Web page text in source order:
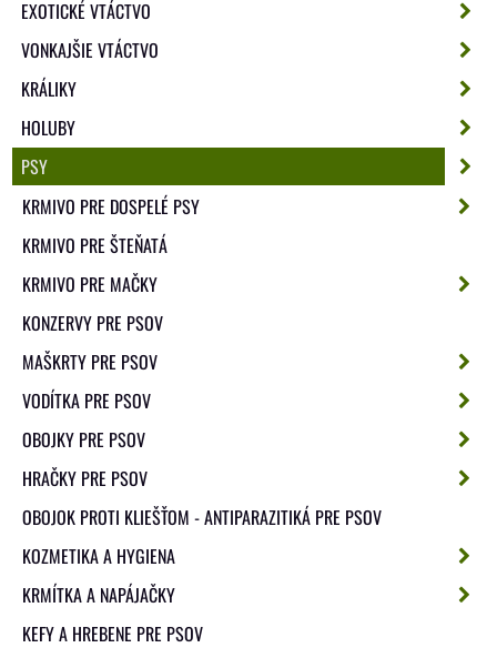
EXOTICKÉ VTÁCTVO
VONKAJŠIE VTÁCTVO
KRÁLIKY
HOLUBY
PSY
KRMIVO PRE DOSPELÉ PSY
KRMIVO PRE ŠTEŇATÁ
KRMIVO PRE MAČKY
KONZERVY PRE PSOV
MAŠKRTY PRE PSOV
VODÍTKA PRE PSOV
OBOJKY PRE PSOV
HRAČKY PRE PSOV
OBOJOK PROTI KLIEŠŤOM - ANTIPARAZITIKÁ PRE PSOV
KOZMETIKA A HYGIENA
KRMÍTKA A NAPÁJAČKY
KEFY A HREBENE PRE PSOV